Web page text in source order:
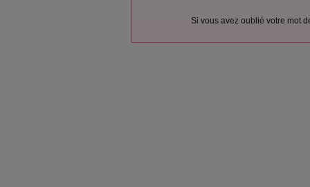
Si vous avez oublié votre mot